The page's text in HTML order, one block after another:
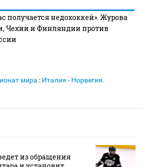
получается недохоккей». Журова
Чехии и Финляндии против
мира : Италия - Норвегия.
из обращения